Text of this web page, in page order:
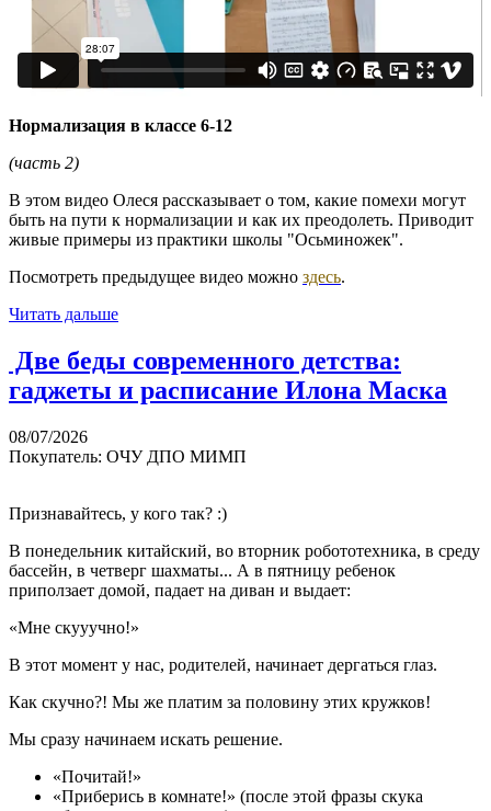
Нормализация в классе 6-12
(часть 2)
В этом видео Олеся рассказывает о том, какие помехи могут
быть на пути к нормализации и как их преодолеть. Приводит
живые примеры из практики школы "Осьминожек".
Посмотреть предыдущее видео можно здесь.
Читать дальше
​ Две беды современного детства:
гаджеты и расписание Илона Маска
08/07/2026
Покупатель: ОЧУ ДПО МИМП
Признавайтесь, у кого так? :)
В понедельник китайский, во вторник робототехника, в среду
бассейн, в четверг шахматы... А в пятницу ребенок
приползает домой, падает на диван и выдает:
«Мне скууучно!»
В этот момент у нас, родителей, начинает дергаться глаз.
Как скучно?! Мы же платим за половину этих кружков!
Мы сразу начинаем искать решение.
«Почитай!»
«Приберись в комнате!» (после этой фразы скука